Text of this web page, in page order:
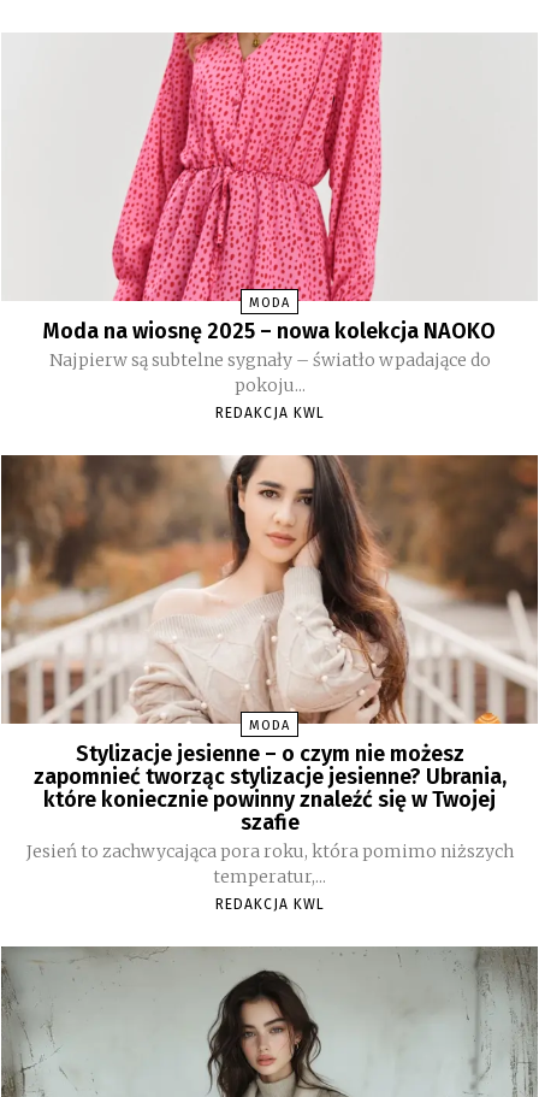
MODA
Moda na wiosnę 2025 – nowa kolekcja NAOKO
Najpierw są subtelne sygnały – światło wpadające do
pokoju...
REDAKCJA KWL
MODA
Stylizacje jesienne – o czym nie możesz
zapomnieć tworząc stylizacje jesienne? Ubrania,
które koniecznie powinny znaleźć się w Twojej
szafie
Jesień to zachwycająca pora roku, która pomimo niższych
temperatur,...
REDAKCJA KWL